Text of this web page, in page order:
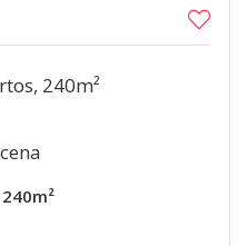
240m²
240m²